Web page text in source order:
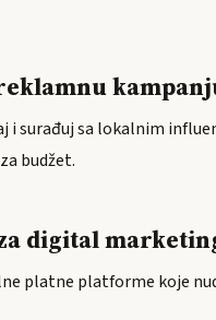
surađuj sa lokalnim
budžet.
digital
platne platforme koje